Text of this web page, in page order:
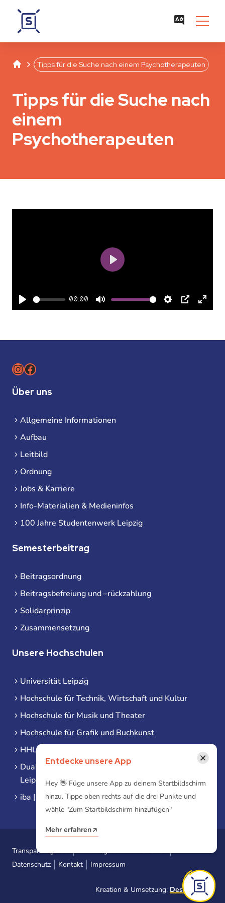
Studentenwerk Leipzig
SeparatorTipps für die Suche nach einem Psychotherapeuten
Tipps für die Suche nach
einem
Psychotherapeuten
Play
00:00
Mute Settings
PIP Enter
Play
Instagram
Facebook
Über uns
Allgemeine Informationen
Aufbau
Leitbild
Ordnung
Jobs & Karriere
Info-Materialien & Medieninfos
100 Jahre Studentenwerk Leipzig
Semesterbeitrag
Beitragsordnung
Beitragsbefreiung und –rückzahlung
Solidarprinzip
Zusammensetzung
Unsere Hochschulen
Universität Leipzig
Hochschule für Technik, Wirtschaft und Kultur
Hochschule für Musik und Theater
Hochschule für Grafik und Buchkunst
HHL Leipzig
Duale Hochschule Sachsen (DHSN) am Standort
Leipzig
iba | Campus Leipzig
Transparenzgesetz
Erklärung zur Barrierefreiheit
Datenschutz
Kontakt Impressum
Kreation & Umsetzung: Designtoasty
Entdecke unsere App ×
Hey 👋 Füge unsere App zu deinem Startbildschirm
hinzu. Tippe oben rechts auf die drei Punkte und
wähle "Zum Startbildschirm hinzufügen"
Mehr erfahren